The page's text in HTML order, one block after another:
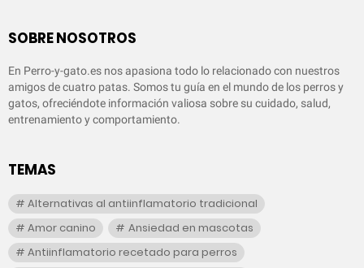
SOBRE NOSOTROS
En Perro-y-gato.es nos apasiona todo lo relacionado con nuestros
amigos de cuatro patas. Somos tu guía en el mundo de los perros y
gatos, ofreciéndote información valiosa sobre su cuidado, salud,
entrenamiento y comportamiento.
TEMAS
Alternativas al antiinflamatorio tradicional
Amor canino
Ansiedad en mascotas
Antiinflamatorio recetado para perros